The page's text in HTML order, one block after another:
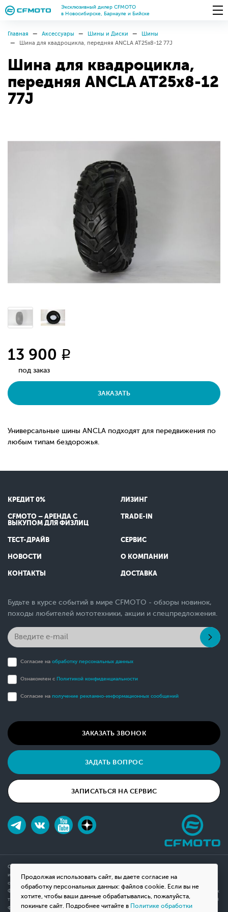
Продолжая использовать сайт, вы даете согласие на
обработку персональных данных: файлов cookie. Если вы не
хотите, чтобы ваши данные обрабатывались, пожалуйста,
покиньте сайт. Подробнее читайте в Политике обработки
Эксклюзивный дилер CFMOTO
в Новосибирске, Барнауле и Бийске
Главная Аксессуары Шины и Диски
Шины
Шина для квадроцикла, передняя ANCLA AT25x8-12 77J
Шина для квадроцикла,
передняя ANCLA AT25x8-12
77J
13 900 q
под заказ
ЗАКАЗАТЬ
Универсальные шины ANCLA подходят для передвижения по
любым типам бездорожья.
КРЕДИТ 0% ЛИЗИНГ
CFMOTO – АРЕНДА С
ВЫКУПОМ ДЛЯ ФИЗЛИЦ
TRADE-IN
ТЕСТ-ДРАЙВ СЕРВИС
НОВОСТИ О КОМПАНИИ
КОНТАКТЫ ДОСТАВКА
Будьте в курсе событий в мире CFMOTO - обзоры новинок,
походы любителей мототехники, акции и спецпредложения.
Согласие на обработку персональных данных
Ознакомлен с Политикой конфиденциальности
Согласие на получение рекламно-информационных сообщений
ЗАКАЗАТЬ ЗВОНОК
ЗАДАТЬ ВОПРОС
ЗАПИСАТЬСЯ НА СЕРВИС
Обращаем ваше внимание на то, что данный интернет-сайт носит исключительно
информационный характер и ни при каких условиях не является публичной офертой,
определяемой положениями Статьи 437(2) Гражданского кодекса Российской
Федерации. Для получения подробной информации о наличии и стоимости указанных
товаров, пожалуйста, обращайтесь к менеджерам компании с помощью специальной
формы связи на сайте или по телефону.